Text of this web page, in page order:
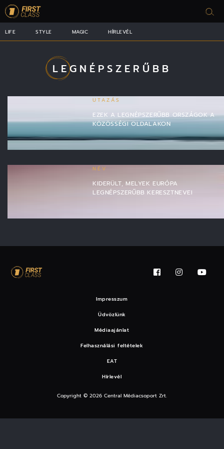
LIFE STYLE MAGIC HÍRLEVÉL
LEGNÉPSZERŰBB
UTAZÁS
EZEK A LEGNÉPSZERŰBB ORSZÁGOK A
KÖZÖSSÉGI OLDALAKON
NÉV
KIDERÜLT, MELYEK EURÓPA
LEGNÉPSZERŰBB KERESZTNEVEI
Impresszum
Üdvözlünk
Médiaajánlat
Felhasználási feltételek
EAT
Hírlevél
Copyright © 2026 Central Médiacsoport Zrt.